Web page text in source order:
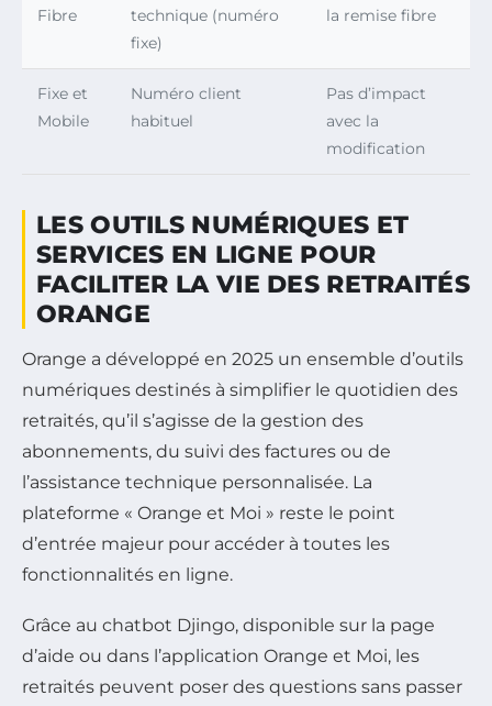
Fibre
technique (numéro
fixe)
la remise fibre
Fixe et
Mobile
Numéro client
habituel
Pas d’impact
avec la
modification
LES OUTILS NUMÉRIQUES ET
SERVICES EN LIGNE POUR
FACILITER LA VIE DES RETRAITÉS
ORANGE
Orange a développé en 2025 un ensemble d’outils
numériques destinés à simplifier le quotidien des
retraités, qu’il s’agisse de la gestion des
abonnements, du suivi des factures ou de
l’assistance technique personnalisée. La
plateforme « Orange et Moi » reste le point
d’entrée majeur pour accéder à toutes les
fonctionnalités en ligne.
Grâce au chatbot Djingo, disponible sur la page
d’aide ou dans l’application Orange et Moi, les
retraités peuvent poser des questions sans passer